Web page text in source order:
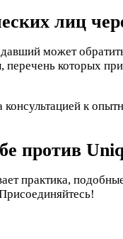
лиц
может
которых
консультацией к
против
практика,